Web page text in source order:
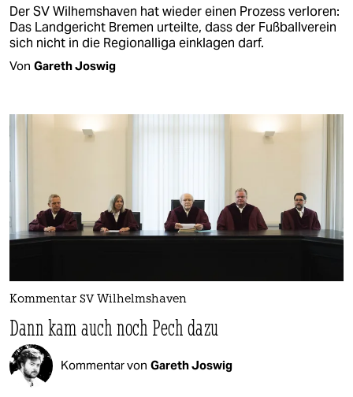
Der SV Wilhemshaven hat wieder einen Prozess verloren:
Das Landgericht Bremen urteilte, dass der Fußballverein
sich nicht in die Regionalliga einklagen darf.
Von Gareth Joswig
Kommentar SV Wilhelmshaven
Dann kam auch noch Pech dazu
Kommentar von Gareth Joswig